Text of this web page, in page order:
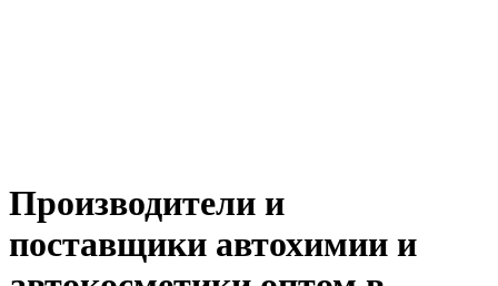
Производители и
поставщики автохимии и